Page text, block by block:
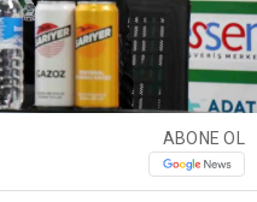
ABONE OL